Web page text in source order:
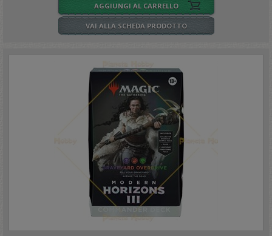
AGGIUNGI AL CARRELLO
VAI ALLA SCHEDA PRODOTTO